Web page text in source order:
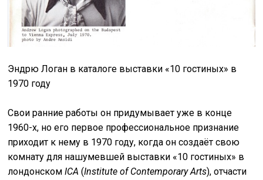
Эндрю Логан в каталоге выставки «10 гостиных» в
1970 году
Свои ранние работы он придумывает уже в конце
1960-х, но его первое профессиональное признание
приходит к нему в 1970 году, когда он создаёт свою
комнату для нашумевшей выставки «10 гостиных» в
лондонскомICA (Institute of Contemporary Arts), отчасти